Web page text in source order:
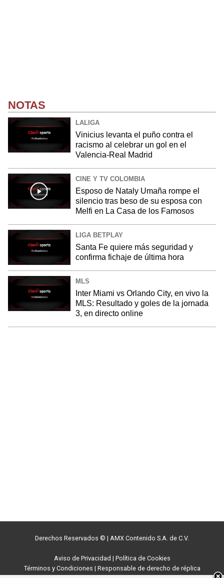
NOTAS
LALIGA
Vinicius levanta el puño contra el
racismo al celebrar un gol en el
Valencia-Real Madrid
CINE Y TV COLOMBIA
Esposo de Nataly Umaña rompe el
silencio tras beso de su esposa con
Melfi en La Casa de los Famosos
LIGA BETPLAY
Santa Fe quiere más seguridad y
confirma fichaje de última hora
MLS
Inter Miami vs Orlando City, en vivo la
MLS: Resultado y goles de la jornada
3, en directo online
Derechos Reservados © | AMX Contenido S.A. de C.V.
Aviso de Privacidad | Política de Cookies
Términos y Condiciones | Responsable de derecho de réplica